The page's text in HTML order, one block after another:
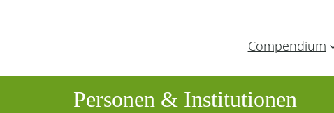
Compendium
Personen & Institutionen